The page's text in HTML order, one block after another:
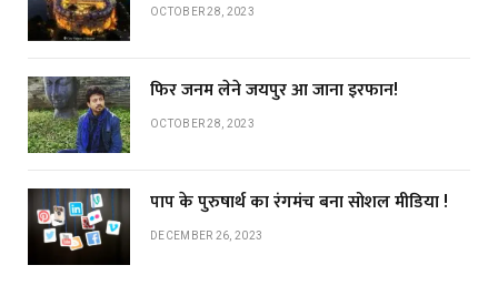
OCTOBER 28, 2023
फिर जनम लेने जयपुर आ जाना इरफान!
OCTOBER 28, 2023
पाप के पुरुषार्थ का रंगमंच बना सोशल मीडिया !
DECEMBER 26, 2023